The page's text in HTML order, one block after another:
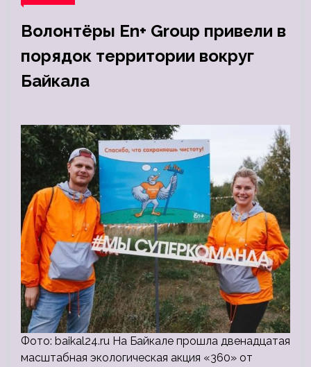
Волонтёры En+ Group привели в
порядок территории вокруг
Байкала
Фото: baikal24.ru На Байкале прошла двенадцатая
масштабная экологическая акция «360» от